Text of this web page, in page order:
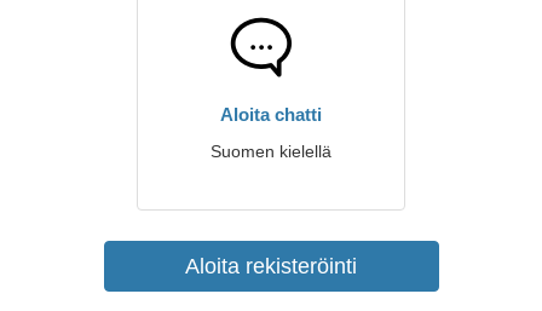
Aloita chatti
Suomen kielellä
Aloita rekisteröinti